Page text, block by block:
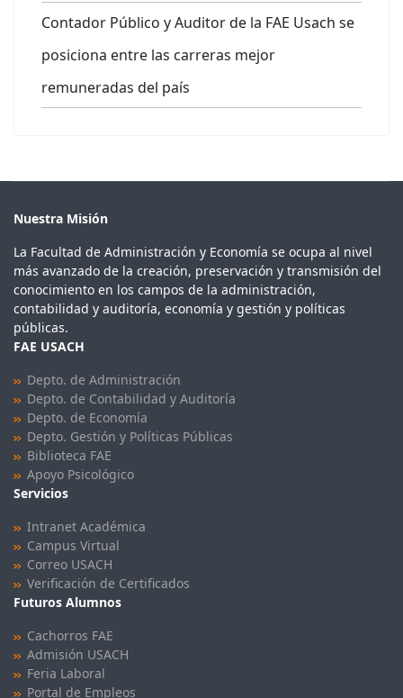
Contador Público y Auditor de la FAE Usach se
posiciona entre las carreras mejor
remuneradas del país
Nuestra Misión
La Facultad de Administración y Economía se ocupa al nivel
más avanzado de la creación, preservación y transmisión del
conocimiento en los campos de la administración,
contabilidad y auditoría, economía y gestión y políticas
públicas.
FAE USACH
Depto. de Administración
Depto. de Contabilidad y Auditoría
Depto. de Economía
Depto. Gestión y Políticas Públicas
Biblioteca FAE
Apoyo Psicológico
Servicios
Intranet Académica
Campus Virtual
Correo USACH
Verificación de Certificados
Futuros Alumnos
Cachorros FAE
Admisión USACH
Feria Laboral
Portal de Empleos